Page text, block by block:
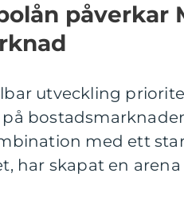
påverkar
utveckling
med ett
har skapat en